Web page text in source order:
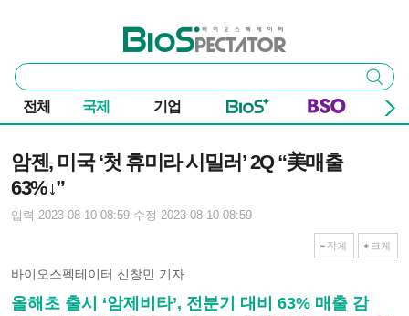
바이오스펙테이터
통
합
검
색
검색
전체 국제 기업
암젠, 미국 ‘첫 휴미라 시밀러’ 2Q “美매출
63%↓”
입력 2023-08-10 08:59 수정 2023-08-10 08:59
작게 크게
바이오스펙테이터 신창민 기자
올해초 출시 ‘암제비타’, 전분기 대비 63% 매출 감